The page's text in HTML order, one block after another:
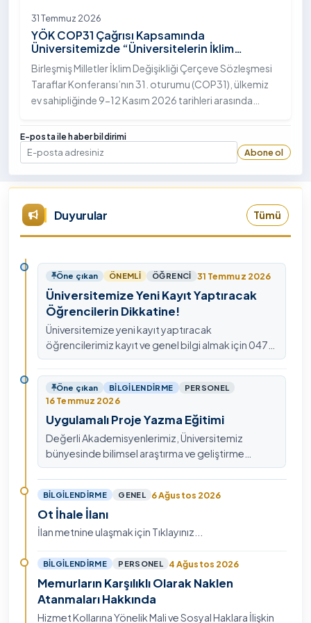
31 Temmuz 2026
YÖK COP31 Çağrısı Kapsamında
Üniversitemizde “Üniversitelerin İklim
Diplomasisindeki Rolü” Konulu Bilgilendirme
Toplantısı Yapıldı
Birleşmiş Milletler İklim Değişikliği Çerçeve Sözleşmesi
Taraflar Konferansı’nın 31. oturumu (COP31), ülkemiz
ev sahipliğinde 9-12 Kasım 2026 tarihleri arasında
Yükseköğretim Kurulu (YÖK), üniversitelerin akademik
katkı ve proje bildirimlerini koordine etme çağrısında
bulundu. Ardahan Üniversitesinde 31 Temmuz 2026
E-posta ile haber bildirimi
E-posta
Abone ol
Duyurular Tümü
Öne çıkan ÖNEMLI ÖĞRENCI 31 Temmuz 2026
Üniversitemize Yeni Kayıt Yaptıracak
Öğrencilerin Dikkatine!
Üniversitemize yeni kayıt yaptıracak
öğrencilerimiz kayıt ve genel bilgi almak için 0478
211 75 75 Dahili: 1913 nolu telefondan
ulaşabilirsiniz.
Öne çıkan BILGILENDIRME PERSONEL
16 Temmuz 2026
Uygulamalı Proje Yazma Eğitimi
Değerli Akademisyenlerimiz, Üniversitemiz
bünyesinde bilimsel araştırma ve geliştirme
kültürünü güçlendirmek, ulusal ve uluslararası fon
mekanizmala…
BILGILENDIRME GENEL 6 Ağustos 2026
Ot İhale İlanı
İlan metnine ulaşmak için Tıklayınız...
BILGILENDIRME PERSONEL 4 Ağustos 2026
Memurların Karşılıklı Olarak Naklen
Atanmaları Hakkında
Hizmet Kollarına Yönelik Mali ve Sosyal Haklara İlişkin